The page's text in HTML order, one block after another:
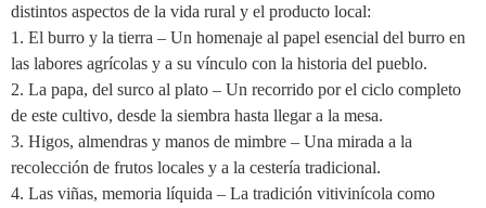
distintos aspectos de la vida rural y el producto local:
1. El burro y la tierra – Un homenaje al papel esencial del burro en
las labores agrícolas y a su vínculo con la historia del pueblo.
2. La papa, del surco al plato – Un recorrido por el ciclo completo
de este cultivo, desde la siembra hasta llegar a la mesa.
3. Higos, almendras y manos de mimbre – Una mirada a la
recolección de frutos locales y a la cestería tradicional.
4. Las viñas, memoria líquida – La tradición vitivinícola como